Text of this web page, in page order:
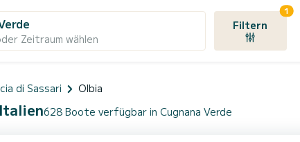
Zeitraum wählen
Filtern
1
di Sassari Olbia
628 Boote verfügbar in Cugnana Verde